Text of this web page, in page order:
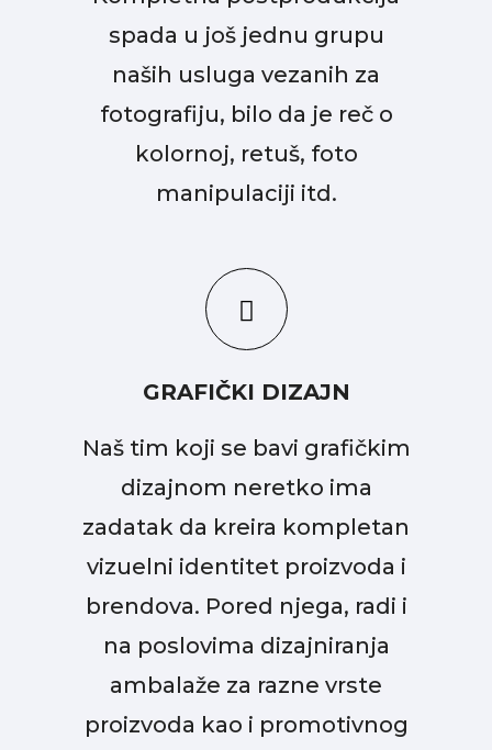
spada u još jednu grupu
naših usluga vezanih za
fotografiju, bilo da je reč o
kolornoj, retuš, foto
manipulaciji itd.
GRAFIČKI DIZAJN
Naš tim koji se bavi grafičkim
dizajnom neretko ima
zadatak da kreira kompletan
vizuelni identitet proizvoda i
brendova. Pored njega, radi i
na poslovima dizajniranja
ambalaže za razne vrste
proizvoda kao i promotivnog